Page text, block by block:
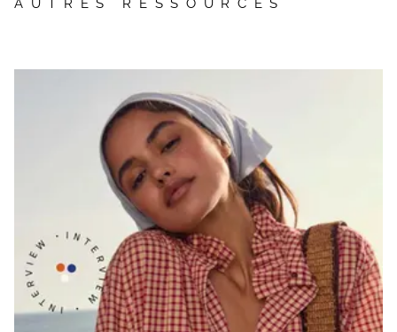
AUTRES RESSOURCES